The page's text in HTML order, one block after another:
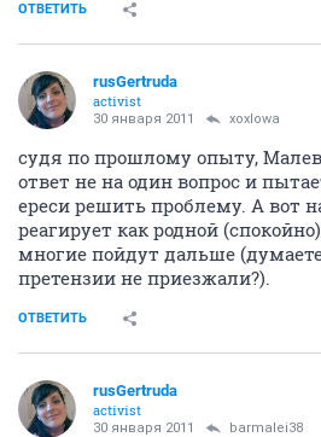
ОТВЕТИТЬ
rusGertruda
activist
30 января 2011 xoxlowa
судя по прошлому опыту,
ответ не на один вопрос и
ереси решить проблему. А вот
реагирует как родной
многие пойдут дальше
претензии не приезжали?).
ОТВЕТИТЬ
rusGertruda
activist
30 января 2011 barmalei38